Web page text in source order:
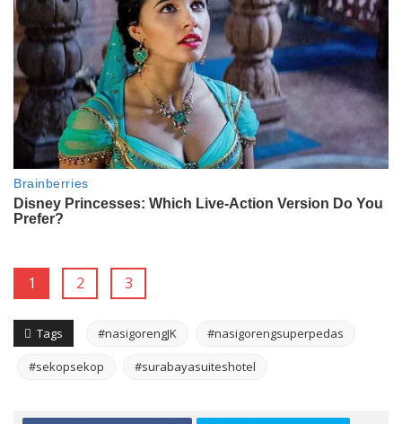
1 2 3
Tags #nasigorengJK #nasigorengsuperpedas
#sekopsekop #surabayasuiteshotel